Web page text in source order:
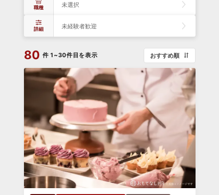
職種 未選択
詳細 未経験者歓迎
80 件 1~30件目を表示 おすすめ順